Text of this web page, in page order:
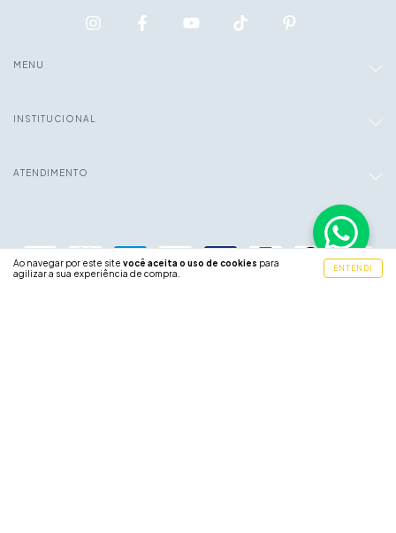
Ao navegar por este site você aceita o uso de cookies para
agilizar a sua experiência de compra.
ENTENDI
MENU
INSTITUCIONAL
ATENDIMENTO